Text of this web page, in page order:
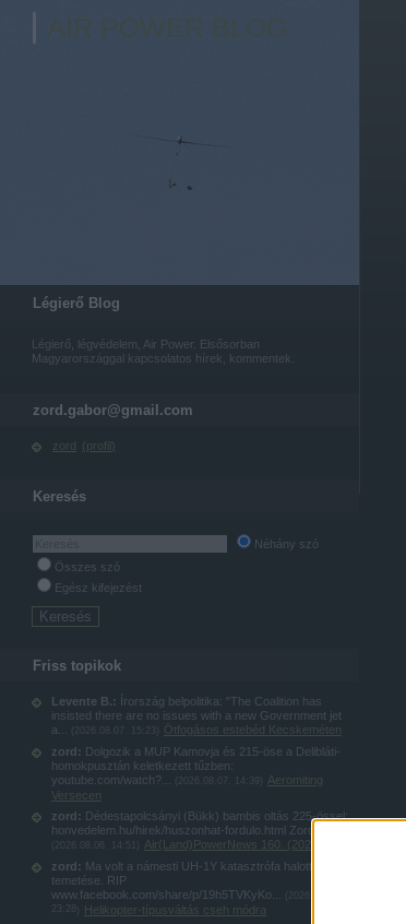
AIR POWER BLOG
Légierő Blog
Légierő, légvédelem, Air Power. Elsősorban
Magyarországgal kapcsolatos hírek, kommentek.
zord.gabor@gmail.com
zord ( profil )
Keresés
Néhány szó
Összes szó
Egész kifejezést
Friss topikok
Levente B.: Írország belpolitika: "The Coalition has
insisted there are no issues with a new Government jet
a...
Ötfogásos estebéd Kecskeméten
zord: Dolgozik a MUP Kamovja és 215-öse a Delibláti-
homokpusztán keletkezett tűzben:
youtube.com/watch?...
Aeromiting
Versecen
zord: Dédestapolcsányi (Bükk) bambis oltás 225-össel:
honvedelem.hu/hirek/huszonhat-fordulo.html Zord
Air(Land)PowerNews 160. (2026 júl.)
zord: Ma volt a námesti UH-1Y katasztrófa halottjának
temetése. RIP
www.facebook.com/share/p/19h5TVKyKo...
Helikopter-típusváltás cseh módra